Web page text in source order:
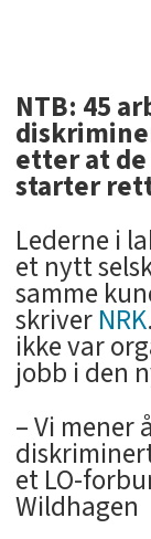
NTB: 45
etter at
starter
Lederne i
et nytt
samme
skriverNRK
ikke var
jobb i den
– Vi mener
et LO-
Wildhagen